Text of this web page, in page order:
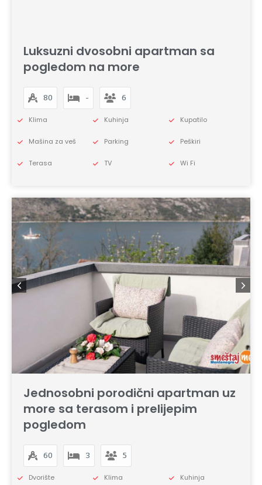
Luksuzni dvosobni apartman sa
pogledom na more
80 - 6
Klima Kuhinja Kupatilo
Mašina za veš Parking Peškiri
Terasa TV Wi Fi
Jednosobni porodični apartman uz
more sa terasom i prelijepim
pogledom
60 3 5
Dvorište Klima Kuhinja